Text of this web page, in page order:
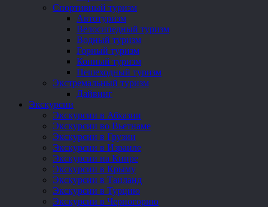
Спортивный туризм
Автотуризм
Велосипедный туризм
Водный туризм
Горный туризм
Конный туризм
Пешеходный туризм
Экстремальный туризм
Дайвинг
Экскурсии
Экскурсии в Абхазии
Экскурсии во Вьетнаме
Экскурсии в Грузии
Экскурсии в Израиле
Экскурсии на Кипре
Экскурсии в Крыму
Экскурсии в Таиланд
Экскурсии в Турцию
Экскурсии в Черногорию